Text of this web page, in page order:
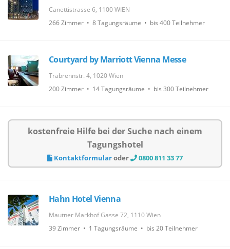
Canettistrasse 6, 1100 WIEN
266 Zimmer • 8 Tagungsräume • bis 400 Teilnehmer
Courtyard by Marriott Vienna Messe
Trabrennstr. 4, 1020 Wien
200 Zimmer • 14 Tagungsräume • bis 300 Teilnehmer
kostenfreie Hilfe bei der Suche nach einem
Tagungshotel
Kontaktformularoder 0800 811 33 77
Hahn Hotel Vienna
Mautner Markhof Gasse 72, 1110 Wien
39 Zimmer • 1 Tagungsräume • bis 20 Teilnehmer